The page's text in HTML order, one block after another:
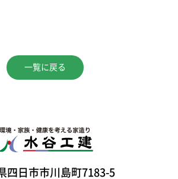
一覧に戻る
四日市市川島町7183-5